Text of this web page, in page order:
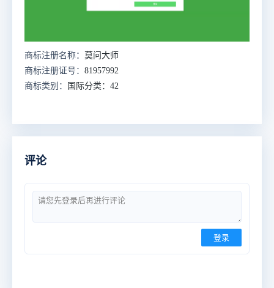
商标注册名称： 莫问大师
商标注册证号： 81957992
商标类别：
国际分类：42
评论
登录